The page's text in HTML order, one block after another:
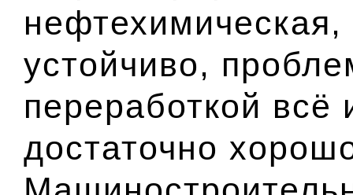
устойчиво,
переработкой всё
достаточно